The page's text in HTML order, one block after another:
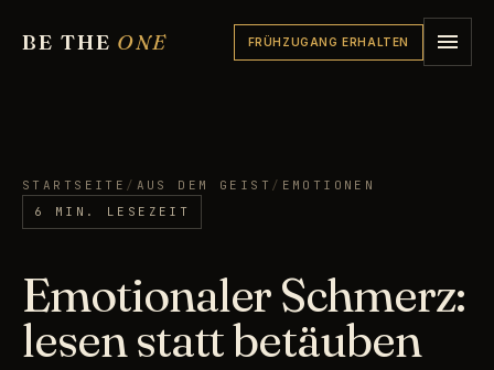
BE THE ONE FRÜHZUGANG ERHALTEN
STARTSEITE / AUS DEM GEIST / EMOTIONEN
6 MIN. LESEZEIT
Emotionaler Schmerz:
lesen statt betäuben